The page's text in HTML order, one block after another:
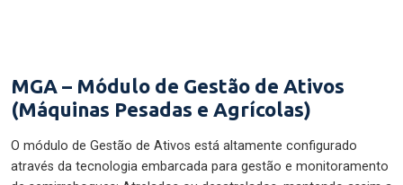
MGA – Módulo de Gestão de Ativos
(Máquinas Pesadas e Agrícolas)
O módulo de Gestão de Ativos está altamente configurado
através da tecnologia embarcada para gestão e monitoramento